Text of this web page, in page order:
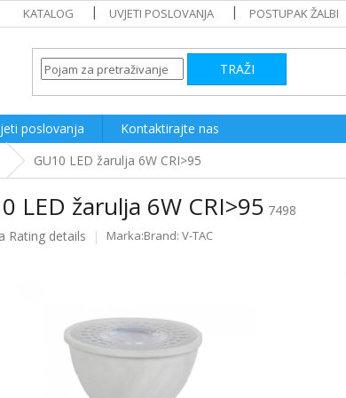
KATALOG UVJETI POSLOVANJA POSTUPAK ŽALBI
TRAŽI
poslovanja
Kontaktirajte nas
GU10 LED žarulja 6W CRI>95
LED žarulja 6W CRI>95 7498
Rating details Brand: V-TAC